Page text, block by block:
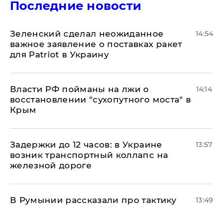
Последние новости
Зеленский сделал неожиданное
важное заявление о поставках ракет
для Patriot в Украину
14:54
Власти РФ пойманы на лжи о
восстановлении "сухопутного моста" в
Крым
14:14
Задержки до 12 часов: в Украине
возник транспортный коллапс на
железной дороге
13:57
В Румынии рассказали про тактику
13:49